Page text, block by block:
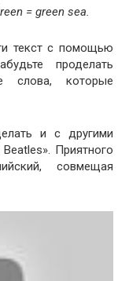
= green sea.
текст с помощью
проделать
слова, которые
и с другими
Приятного
совмещая